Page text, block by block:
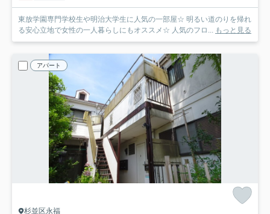
東放学園専門学校生や明治大学生に人気の一部屋☆ 明るい道のりを帰れ
る安心立地で女性の一人暮らしにもオススメ☆ 人気のフロ... もっと見る
アパート
杉並区永福